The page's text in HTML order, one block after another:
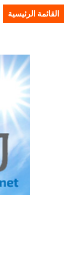
القائمة الرئيسية